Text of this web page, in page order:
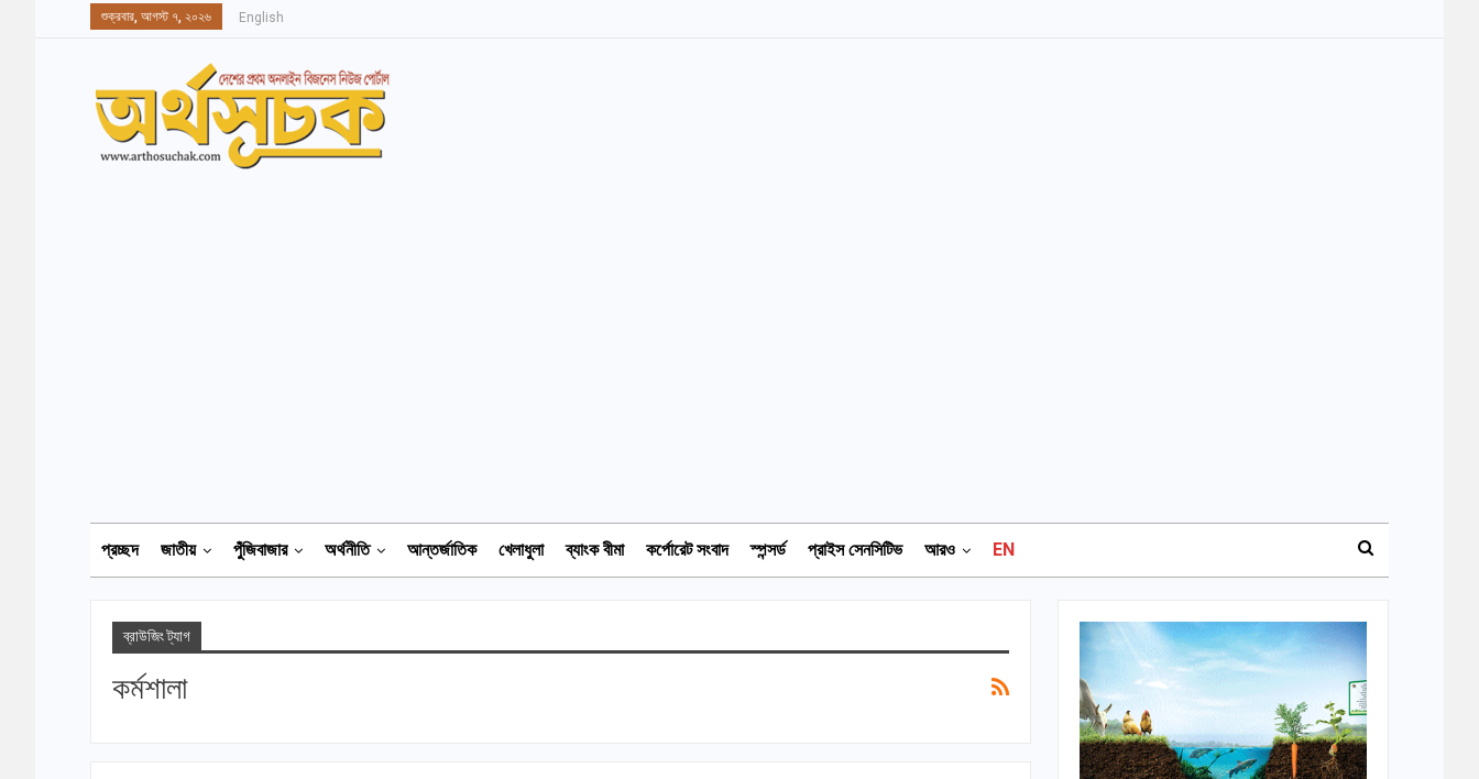
শুক্রবার, আগস্ট ৭, ২০২৬ English
প্রচ্ছদ জাতীয় পুঁজিবাজার অর্থনীতি আন্তর্জাতিক খেলাধুলা ব্যাংক বীমা কর্পোরেট সংবাদ স্পন্সর্ড প্রাইস সেনসিটিভ আরও EN
ব্রাউজিং ট্যাগ
কর্মশালা